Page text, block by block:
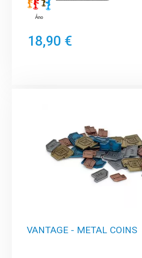
Áno
18,90 €
VANTAGE - METAL COINS